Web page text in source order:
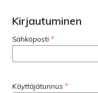
Kirjautuminen
Sähköposti *
Käyttäjätunnus *